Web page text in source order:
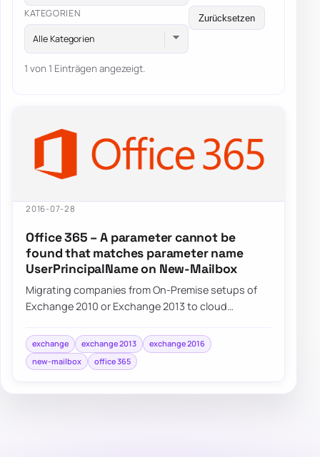
KATEGORIEN
Alle Kategorien
Zurücksetzen
1 von 1 Einträgen angezeigt.
2016-07-28
Office 365 – A parameter cannot be
found that matches parameter name
UserPrincipalName on New-Mailbox
Migrating companies from On-Premise setups of
Exchange 2010 or Exchange 2013 to cloud
exchange exchange 2013
exchange 2016
new-mailbox
office 365